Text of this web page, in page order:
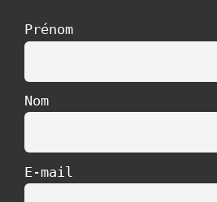
Prénom
Nom
E-mail